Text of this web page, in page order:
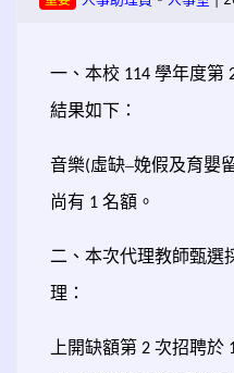
一、本校 114 學年度第
結果如下：
音樂(虛缺–娩假及育嬰
尚有 1 名額。
二、本次代理教師甄選
理：
上開缺額第 2 次招聘於